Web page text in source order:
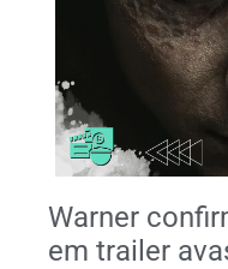
Warner
em trailer